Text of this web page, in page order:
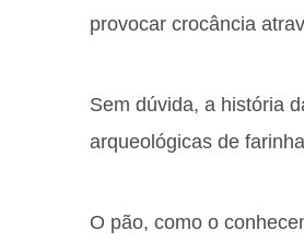
provocar crocância
Sem dúvida, a história
arqueológicas de
O pão, como o